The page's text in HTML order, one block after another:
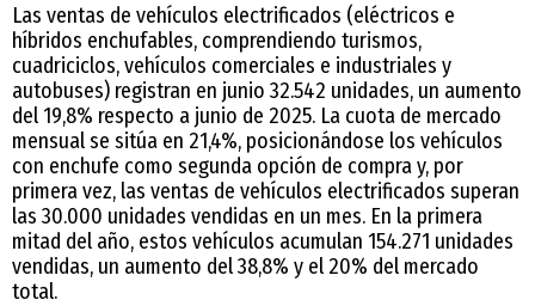
Las ventas de vehículos electrificados (eléctricos e
híbridos enchufables, comprendiendo turismos,
cuadriciclos, vehículos comerciales e industriales y
autobuses) registran en junio 32.542 unidades, un aumento
del 19,8% respecto a junio de 2025. La cuota de mercado
mensual se sitúa en 21,4%, posicionándose los vehículos
con enchufe como segunda opción de compra y, por
primera vez, las ventas de vehículos electrificados superan
las 30.000 unidades vendidas en un mes. En la primera
mitad del año, estos vehículos acumulan 154.271 unidades
vendidas, un aumento del 38,8% y el 20% del mercado
total.